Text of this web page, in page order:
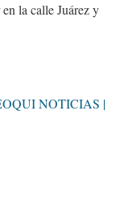
la calle Juárez y
NOTICIAS |